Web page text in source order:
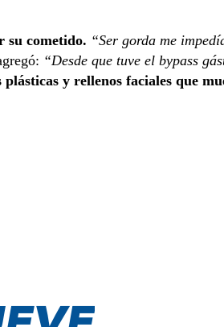
su cometido. “Ser gorda me
“Desde que tuve el bypass
y rellenos faciales que